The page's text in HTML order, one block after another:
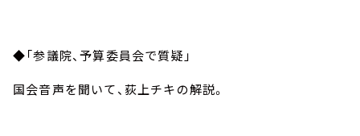
◆「参議院、予算委員会で質疑」
国会音声を聞いて、荻上チキの解説。